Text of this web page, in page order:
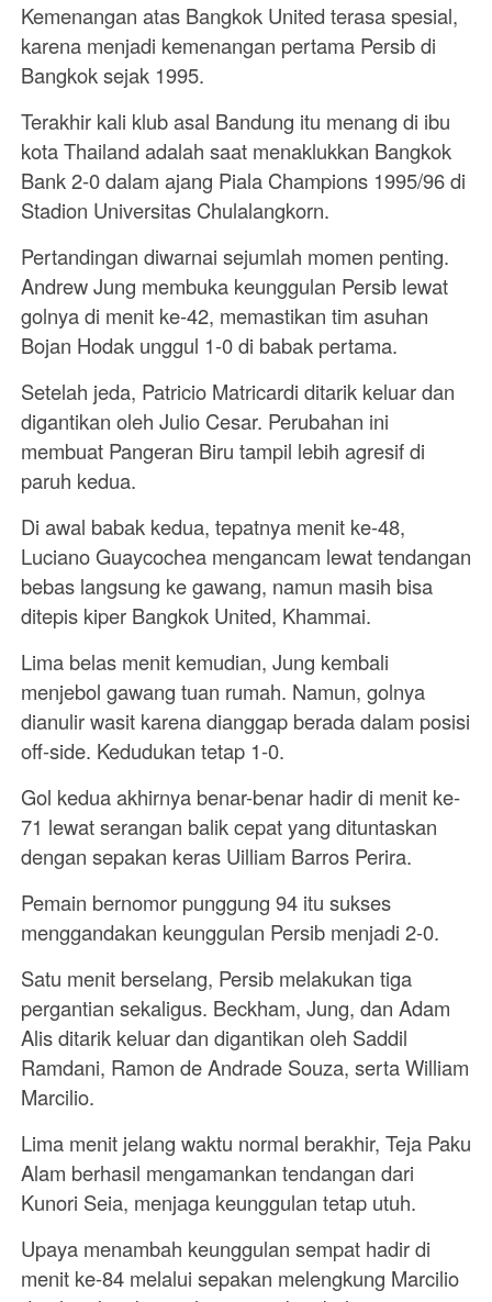
Kemenangan atas Bangkok United terasa spesial,
karena menjadi kemenangan pertama Persib di
Bangkok sejak 1995.
Terakhir kali klub asal Bandung itu menang di ibu
kota Thailand adalah saat menaklukkan Bangkok
Bank 2-0 dalam ajang Piala Champions 1995/96 di
Stadion Universitas Chulalangkorn.
Pertandingan diwarnai sejumlah momen penting.
Andrew Jung membuka keunggulan Persib lewat
golnya di menit ke-42, memastikan tim asuhan
Bojan Hodak unggul 1-0 di babak pertama.
Setelah jeda, Patricio Matricardi ditarik keluar dan
digantikan oleh Julio Cesar. Perubahan ini
membuat Pangeran Biru tampil lebih agresif di
paruh kedua.
Di awal babak kedua, tepatnya menit ke-48,
Luciano Guaycochea mengancam lewat tendangan
bebas langsung ke gawang, namun masih bisa
ditepis kiper Bangkok United, Khammai.
Lima belas menit kemudian, Jung kembali
menjebol gawang tuan rumah. Namun, golnya
dianulir wasit karena dianggap berada dalam posisi
off-side. Kedudukan tetap 1-0.
Gol kedua akhirnya benar-benar hadir di menit ke-
71 lewat serangan balik cepat yang dituntaskan
dengan sepakan keras Uilliam Barros Perira.
Pemain bernomor punggung 94 itu sukses
menggandakan keunggulan Persib menjadi 2-0.
Satu menit berselang, Persib melakukan tiga
pergantian sekaligus. Beckham, Jung, dan Adam
Alis ditarik keluar dan digantikan oleh Saddil
Ramdani, Ramon de Andrade Souza, serta William
Marcilio.
Lima menit jelang waktu normal berakhir, Teja Paku
Alam berhasil mengamankan tendangan dari
Kunori Seia, menjaga keunggulan tetap utuh.
Upaya menambah keunggulan sempat hadir di
menit ke-84 melalui sepakan melengkung Marcilio